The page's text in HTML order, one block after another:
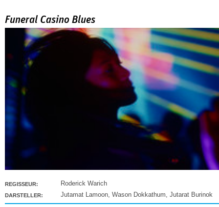
Funeral Casino Blues
REGISSEUR: Roderick Warich
DARSTELLER: Jutamat Lamoon, Wason Dokkathum, Jutarat Burinok